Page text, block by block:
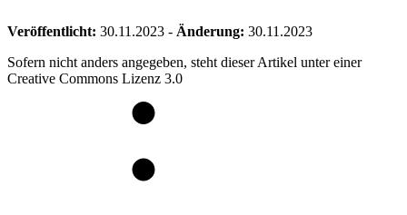
Veröffentlicht: 30.11.2023 - Änderung: 30.11.2023
Sofern nicht anders angegeben, steht dieser Artikel unter einer
Creative Commons Lizenz 3.0